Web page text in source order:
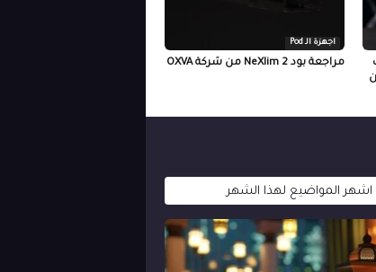
اجهزة الـ Pod
مراجعة بود NeXlim 2 من شركة OXVA
اشهر المواضيع لهذا الشهر